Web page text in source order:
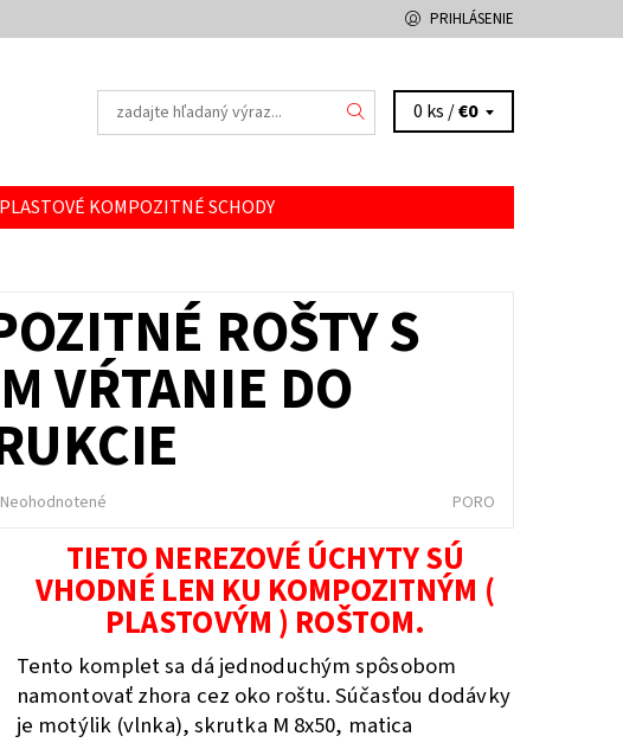
PRIHLÁSENIE
0 ks /€0
PLASTOVÉ KOMPOZITNÉ SCHODY
ROŠTY S
VŔTANIE DO
Neohodnotené PORO
TIETO NEREZOVÉ ÚCHYTY SÚ
VHODNÉ LEN KU KOMPOZITNÝM (
PLASTOVÝM ) ROŠTOM.
Tento komplet sa dá jednoduchým spôsobom
namontovať zhora cez oko roštu. Súčasťou dodávky
je motýlik (vlnka), skrutka M 8x50, matica